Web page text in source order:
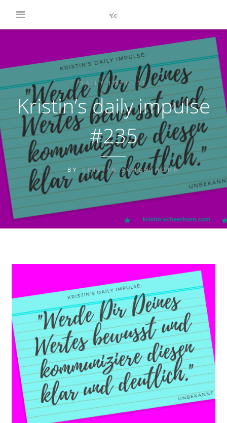
DAILY IMPULSE
Kristin’s daily impulse
#235
BYKRISTIN SCHEERHORN